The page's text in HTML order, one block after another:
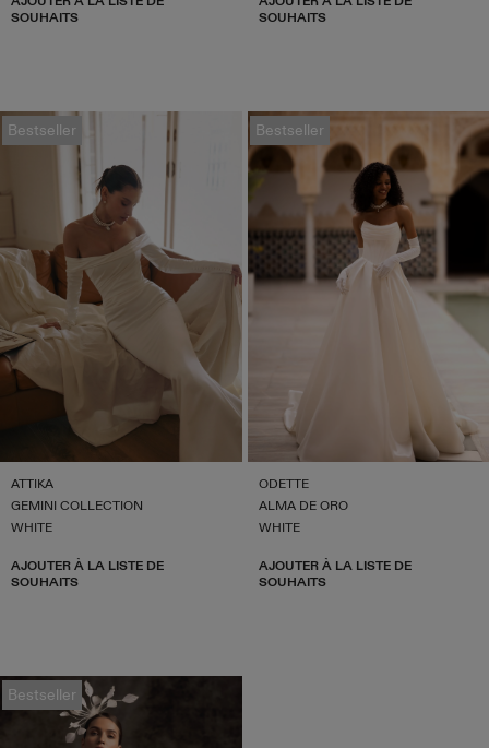
SOUHAITS
SOUHAITS
Bestseller
ATTIKA
GEMINI COLLECTION
WHITE
AJOUTER À LA LISTE DE
SOUHAITS
Bestseller
ODETTE
ALMA DE ORO
WHITE
AJOUTER À LA LISTE DE
SOUHAITS
Bestseller